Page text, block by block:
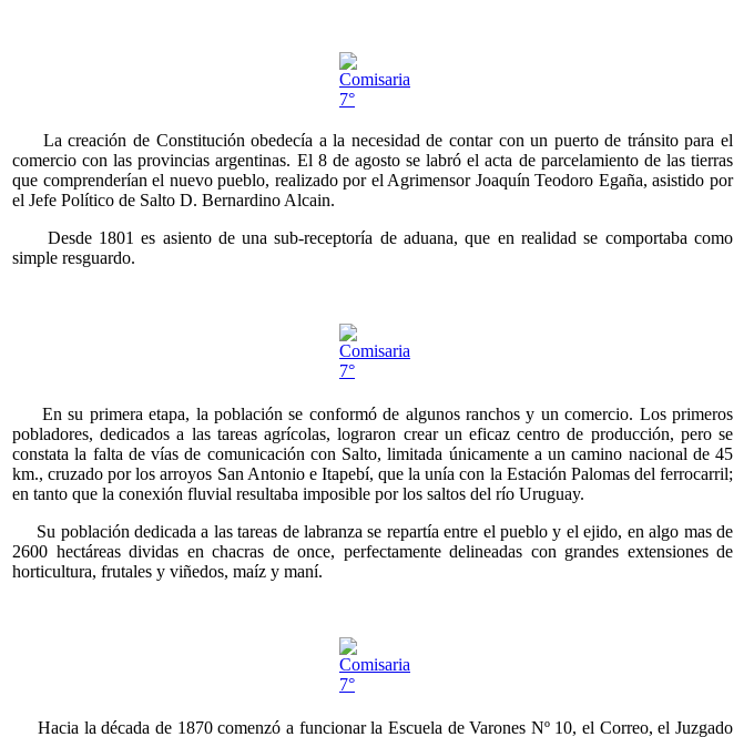
La creación de Constitución obedecía a la necesidad de contar con un puerto de tránsito para el
comercio con las provincias argentinas. El 8 de agosto se labró el acta de parcelamiento de las tierras
que comprenderían el nuevo pueblo, realizado por el Agrimensor Joaquín Teodoro Egaña, asistido por
el Jefe Político de Salto D. Bernardino Alcain.
Desde 1801 es asiento de una sub-receptoría de aduana, que en realidad se comportaba como
simple resguardo.
En su primera etapa, la población se conformó de algunos ranchos y un comercio. Los primeros
pobladores, dedicados a las tareas agrícolas, lograron crear un eficaz centro de producción, pero se
constata la falta de vías de comunicación con Salto, limitada únicamente a un camino nacional de 45
km., cruzado por los arroyos San Antonio e Itapebí, que la unía con la Estación Palomas del ferrocarril;
en tanto que la conexión fluvial resultaba imposible por los saltos del río Uruguay.
Su población dedicada a las tareas de labranza se repartía entre el pueblo y el ejido, en algo mas de
2600 hectáreas dividas en chacras de once, perfectamente delineadas con grandes extensiones de
horticultura, frutales y viñedos, maíz y maní.
Hacia la década de 1870 comenzó a funcionar la Escuela de Varones Nº 10, el Correo, el Juzgado